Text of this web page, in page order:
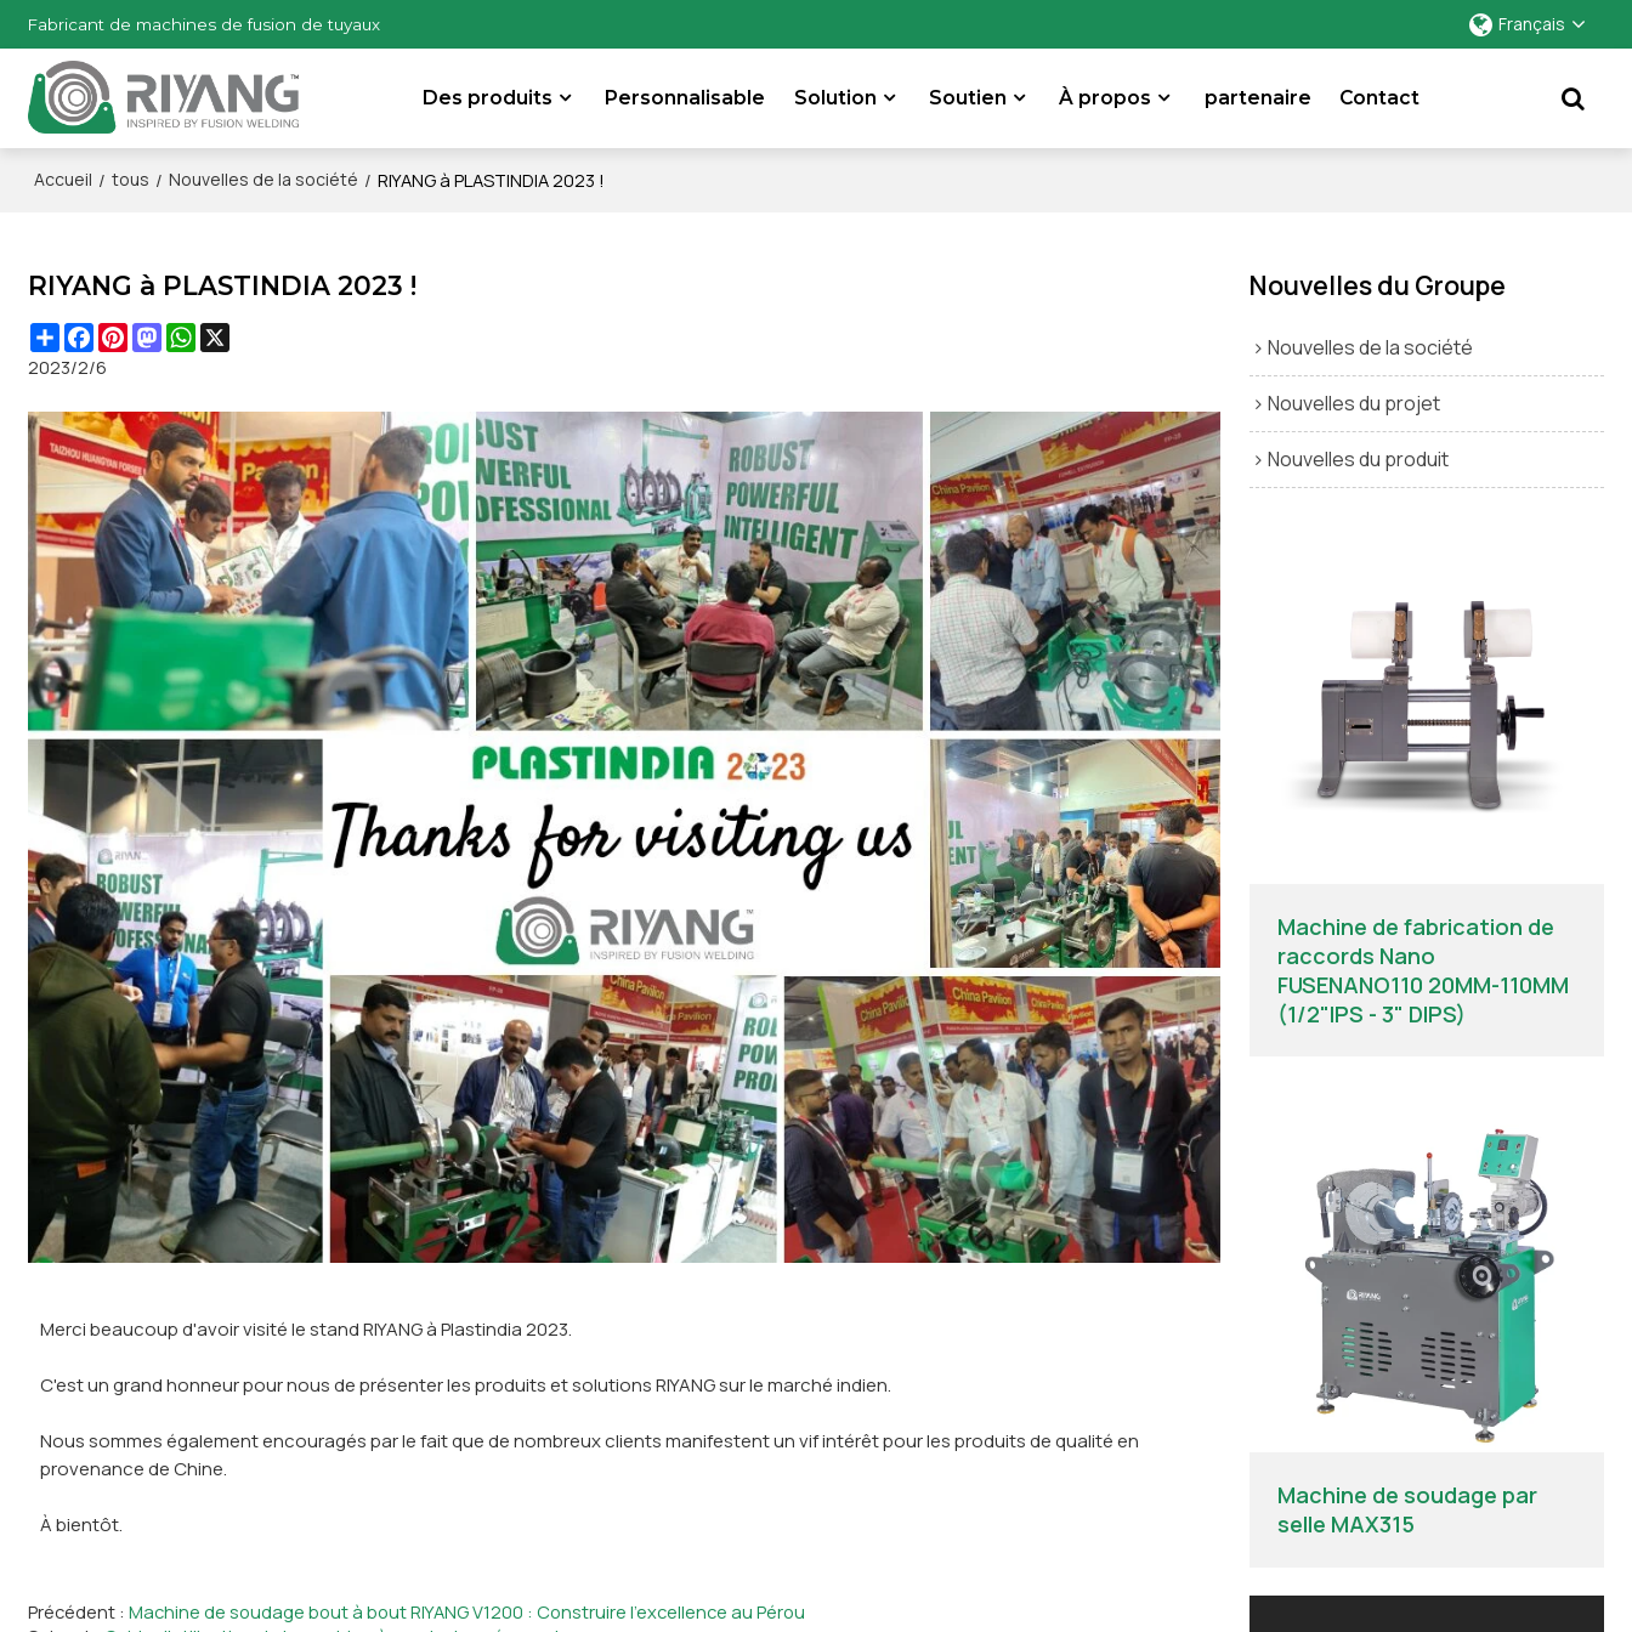
Fabricant de machines de fusion de tuyaux Français
Des produits Personnalisable Solution Soutien À propos partenaire Contact
Accueil / tous / Nouvelles de la société / RIYANG à PLASTINDIA 2023 !
RIYANG à PLASTINDIA 2023 !
ShareFacebook
PinterestMastodonWhatsApp
2023/2/6
Merci beaucoup d'avoir visité le stand RIYANG à Plastindia 2023.
C'est un grand honneur pour nous de présenter les produits et solutions RIYANG sur le marché indien.
Nous sommes également encouragés par le fait que de nombreux clients manifestent un vif intérêt pour les produits de qualité en
provenance de Chine.
À bientôt.
Précédent Machine de soudage bout à bout RIYANG V1200 : Construire l'excellence au Pérou
Nouvelles du Groupe
Nouvelles de la société
Nouvelles du projet
Nouvelles du produit
Machine de fabrication de
raccords Nano
FUSENANO110 20MM-110MM
(1/2"IPS - 3" DIPS)
Machine de soudage par
selle MAX315